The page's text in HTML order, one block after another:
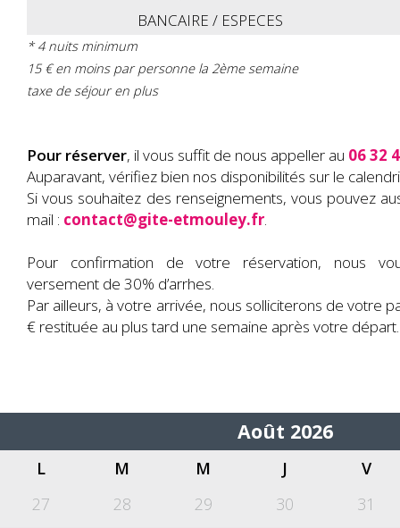
BANCAIRE / ESPECES
* 4 nuits minimum
15 € en moins par personne la 2ème semaine
taxe de séjour en plus
Pour réserver, il vous suffit de nous appeller au 06 32
Auparavant, vérifiez bien nos disponibilités sur le
Si vous souhaitez des renseignements, vous pouvez
mail : contact@gite-etmouley.fr.
Pour confirmation de votre réservation, nous
versement de 30% d’arrhes.
Par ailleurs, à votre arrivée, nous solliciterons de votre
€ restituée au plus tard une semaine après votre départ.
Août 2026
L M M J
V
27
28 29 30
31